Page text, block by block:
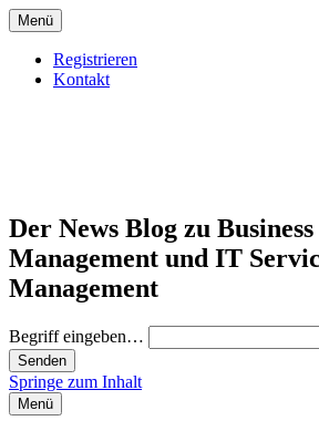
Menü
Registrieren
Kontakt
Der News Blog zu
Management und IT
Management
Begriff eingeben…
Springe zum Inhalt
Menü